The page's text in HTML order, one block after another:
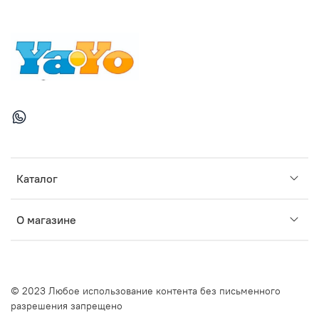
Каталог
О магазине
© 2023 Любое использование контента без письменного
разрешения запрещено